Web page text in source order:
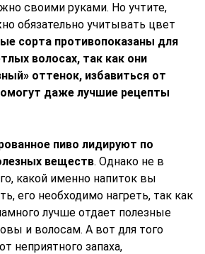
своими руками. Но учтите,
обязательно учитывать цвет
сорта противопоказаны для
волосах, так как они
оттенок, избавиться от
даже лучшие рецепты
пиво лидируют по
веществ. Однако не в
какой именно напиток вы
его необходимо нагреть, так как
лучше отдает полезные
и волосам. А вот для того
неприятного запаха,